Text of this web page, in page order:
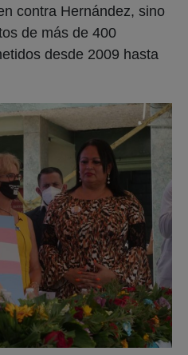
contra Hernández, sino
de más de 400
desde 2009 hasta